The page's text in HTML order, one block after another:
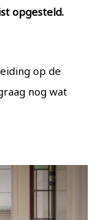
opgesteld.
op de
nog wat